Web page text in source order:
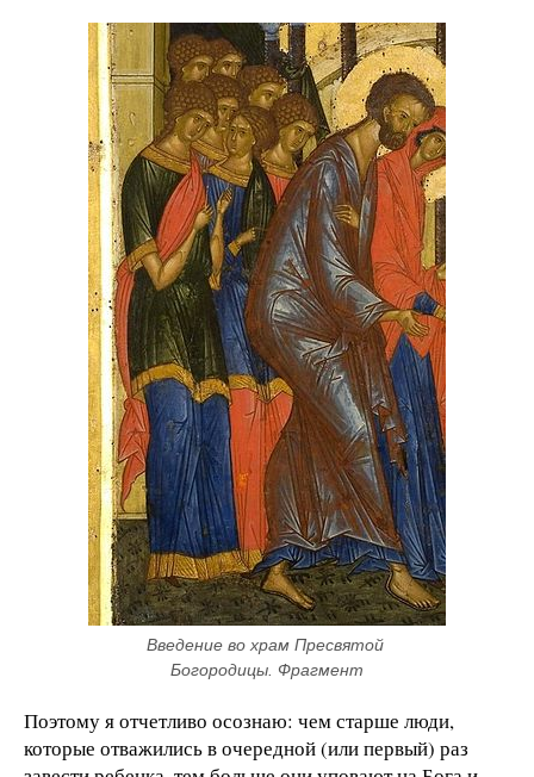
Введение во храм Пресвятой
Богородицы. Фрагмент
Поэтому я отчетливо осознаю: чем старше люди,
которые отважились в очередной (или первый) раз